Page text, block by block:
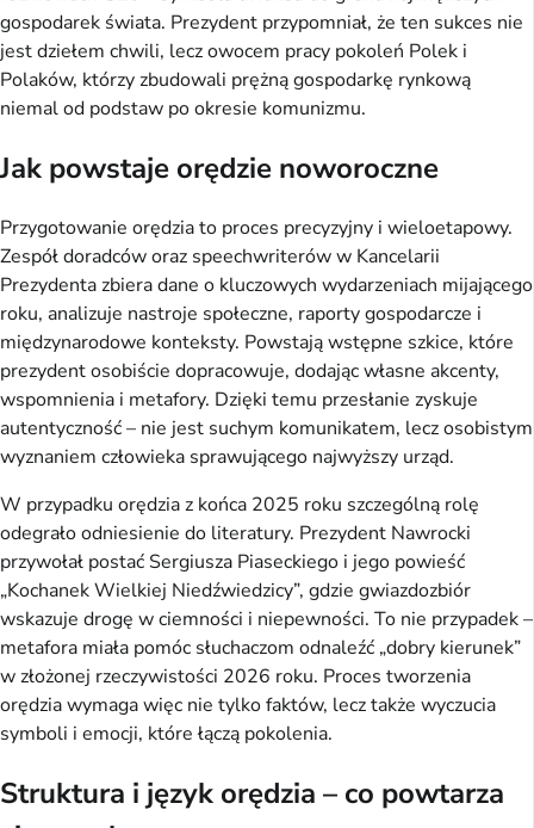
gospodarek świata. Prezydent przypomniał, że ten sukces nie
jest dziełem chwili, lecz owocem pracy pokoleń Polek i
Polaków, którzy zbudowali prężną gospodarkę rynkową
niemal od podstaw po okresie komunizmu.
Jak powstaje orędzie noworoczne
Przygotowanie orędzia to proces precyzyjny i wieloetapowy.
Zespół doradców oraz speechwriterów w Kancelarii
Prezydenta zbiera dane o kluczowych wydarzeniach mijającego
roku, analizuje nastroje społeczne, raporty gospodarcze i
międzynarodowe konteksty. Powstają wstępne szkice, które
prezydent osobiście dopracowuje, dodając własne akcenty,
wspomnienia i metafory. Dzięki temu przesłanie zyskuje
autentyczność – nie jest suchym komunikatem, lecz osobistym
wyznaniem człowieka sprawującego najwyższy urząd.
W przypadku orędzia z końca 2025 roku szczególną rolę
odegrało odniesienie do literatury. Prezydent Nawrocki
przywołał postać Sergiusza Piaseckiego i jego powieść
„Kochanek Wielkiej Niedźwiedzicy”, gdzie gwiazdozbiór
wskazuje drogę w ciemności i niepewności. To nie przypadek –
metafora miała pomóc słuchaczom odnaleźć „dobry kierunek”
w złożonej rzeczywistości 2026 roku. Proces tworzenia
orędzia wymaga więc nie tylko faktów, lecz także wyczucia
symboli i emocji, które łączą pokolenia.
Struktura i język orędzia – co powtarza